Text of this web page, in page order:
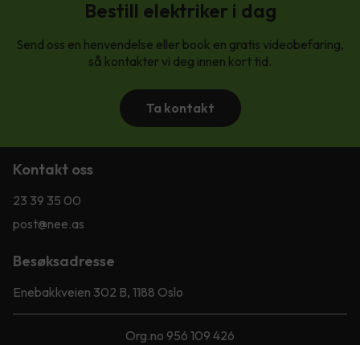
Bestill elektriker i dag
Send oss en henvendelse eller book en gratis videobefaring,
så kontakter vi deg innen kort tid.
Ta kontakt
Kontakt oss
23 39 35 00
post@nee.as
Besøksadresse
Enebakkveien 302 B, 1188 Oslo
Org.no 956 109 426